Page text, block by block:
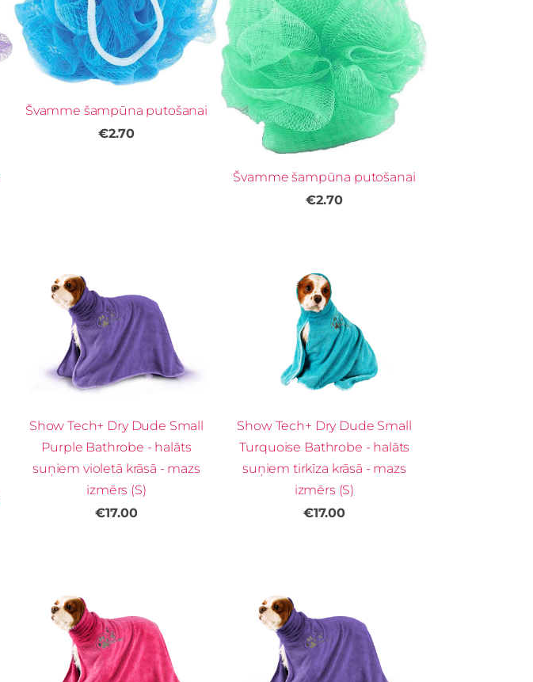
Švamme šampūna putošanai
€2.70
Švamme šampūna putošanai
€2.70
Show Tech+ Dry Dude Small
Purple Bathrobe - halāts
suņiem violetā krāsā - mazs
izmērs (S)
€17.00
Show Tech+ Dry Dude Small
Turquoise Bathrobe - halāts
suņiem tirkīza krāsā - mazs
izmērs (S)
€17.00